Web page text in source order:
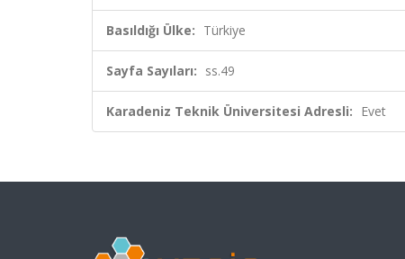
Basıldığı Ülke: Türkiye
Sayfa Sayıları: ss.49
Karadeniz Teknik Üniversitesi Adresli: Evet